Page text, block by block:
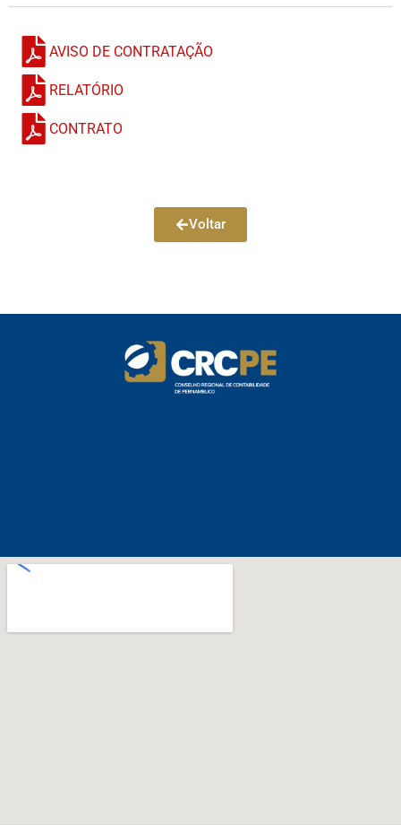
AVISO DE CONTRATAÇÃO
RELATÓRIO
CONTRATO
Voltar